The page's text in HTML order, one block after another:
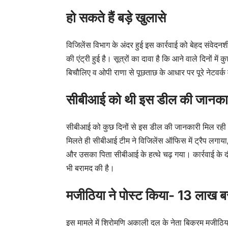
हो सकते हैं बड़े खुलासे
विजिलेंस विभाग के अंदर हुई इस कार्रवाई को बेहद
की एंट्री हुई है। सूत्रों का दावा है कि आने वाले दिनों
बिचौलिए व ओपी राणा से पूछताछ के आधार पर पूरे नेटवर्क
सीबीआई को थी इस डील की
सीबीआई को कुछ दिनों से इस डील की जानकारी मिल
मिलते ही सीबीआई टीम ने विजिलेंस ऑफिस में ट्रैप
और उसका पिता सीबीआई के हत्थे चढ़ गया। कार्रवाई के
भी बरामद की है।
मजीठिया ने पोस्ट किया- 13 लाख
इस मामले में शिरोमणि अकाली दल के नेता बिक्रम